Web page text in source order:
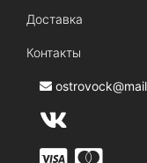
Доставка
Контакты